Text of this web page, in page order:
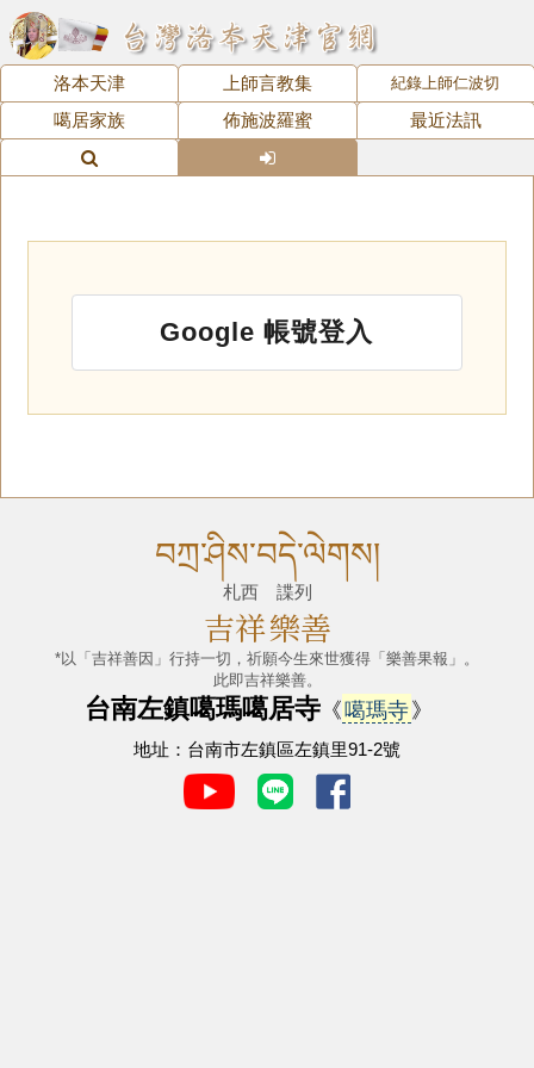
洛本天津 上師言教集 紀錄上師仁波切
噶居家族 佈施波羅蜜 最近法訊
Google 帳號登入
བཀྲ་ཤིས་བདེ་ལེགས།
札西 諜列
吉祥樂善
*以「吉祥善因」行持一切，祈願今生來世獲得「樂善果報」。
此即吉祥樂善。
台南左鎮噶瑪噶居寺《噶瑪寺 》
地址：台南市左鎮區左鎮里91-2號